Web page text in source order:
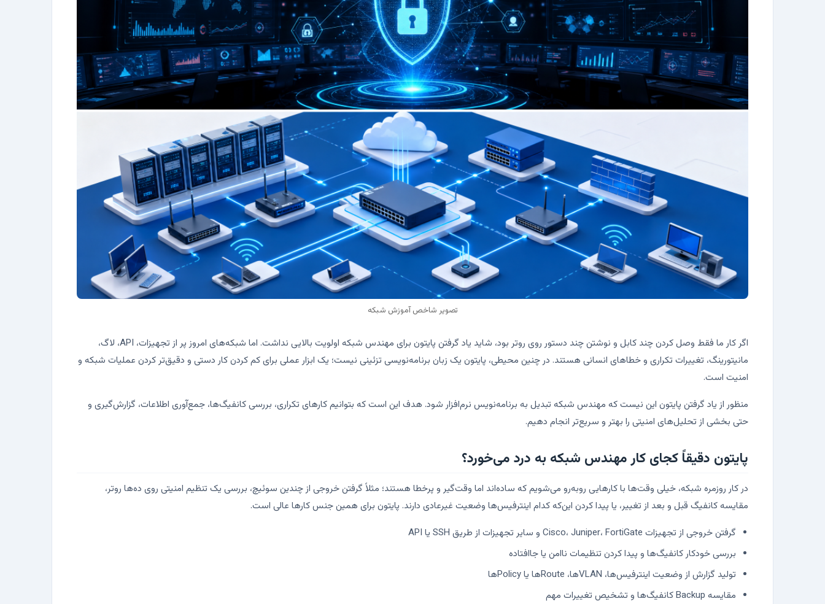
تصویر شاخص آموزش شبکه
اگر کار ما فقط وصل کردن چند کابل و نوشتن چند دستور روی روتر بود، شاید یاد گرفتن پایتون برای مهندس شبکه اولویت بالایی نداشت. اما شبکه‌های امروز پر از تجهیزات، API، لاگ،
مانیتورینگ، تغییرات تکراری و خطاهای انسانی هستند. در چنین محیطی، پایتون یک زبان برنامه‌نویسی تزئینی نیست؛ یک ابزار عملی برای کم کردن کار دستی و دقیق‌تر کردن عملیات شبکه و
امنیت است.
منظور از یاد گرفتن پایتون این نیست که مهندس شبکه تبدیل به برنامه‌نویس نرم‌افزار شود. هدف این است که بتوانیم کارهای تکراری، بررسی کانفیگ‌ها، جمع‌آوری اطلاعات، گزارش‌گیری و
حتی بخشی از تحلیل‌های امنیتی را بهتر و سریع‌تر انجام دهیم.
پایتون دقیقاً کجای کار مهندس شبکه به درد می‌خورد؟
در کار روزمره شبکه، خیلی وقت‌ها با کارهایی روبه‌رو می‌شویم که ساده‌اند اما وقت‌گیر و پرخطا هستند؛ مثلاً گرفتن خروجی از چندین سوئیچ، بررسی یک تنظیم امنیتی روی ده‌ها روتر،
مقایسه کانفیگ قبل و بعد از تغییر، یا پیدا کردن این‌که کدام اینترفیس‌ها وضعیت غیرعادی دارند. پایتون برای همین جنس کارها عالی است.
گرفتن خروجی از تجهیزات Cisco، Juniper، FortiGate و سایر تجهیزات از طریق SSH یا API
بررسی خودکار کانفیگ‌ها و پیدا کردن تنظیمات ناامن یا جاافتاده
تولید گزارش از وضعیت اینترفیس‌ها، VLANها، Routeها یا Policyها
مقایسه Backup کانفیگ‌ها و تشخیص تغییرات مهم